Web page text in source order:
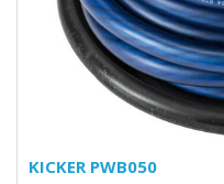
KICKER PWB050